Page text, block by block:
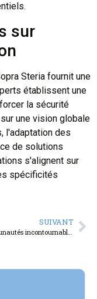
sur
Steria fournit une
établissent une
la sécurité
une vision globale
l'adaptation des
de solutions
s'alignent sur
spécificités
SUIVANT